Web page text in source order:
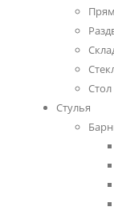
Стол
Стулья